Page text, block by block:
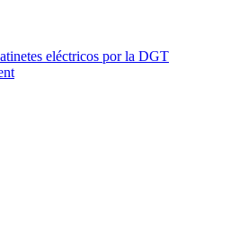
eléctricos por la DGT